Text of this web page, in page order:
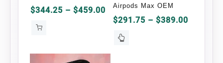
Gamer AUD-555
$344.25 – $459.00 Price
range:
through
Valorado
5.00
Airpods Max OEM
$291.75 – $389.00
Este